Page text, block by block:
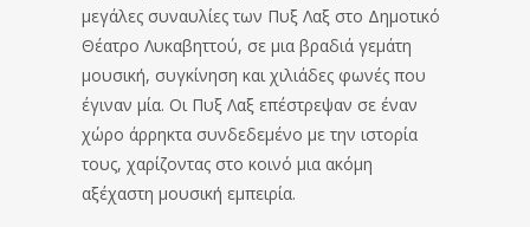
μεγάλες συναυλίες των Πυξ Λαξ στο Δημοτικό
Θέατρο Λυκαβηττού, σε μια βραδιά γεμάτη
μουσική, συγκίνηση και χιλιάδες φωνές που
έγιναν μία. Οι Πυξ Λαξ επέστρεψαν σε έναν
χώρο άρρηκτα συνδεδεμένο με την ιστορία
τους, χαρίζοντας στο κοινό μια ακόμη
αξέχαστη μουσική εμπειρία.